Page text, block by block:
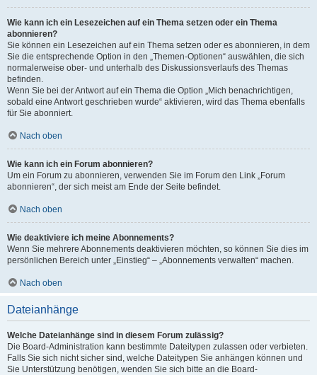
Wie kann ich ein Lesezeichen auf ein Thema setzen oder ein Thema
abonnieren?
Sie können ein Lesezeichen auf ein Thema setzen oder es abonnieren, in dem
Sie die entsprechende Option in den „Themen-Optionen“ auswählen, die sich
normalerweise ober- und unterhalb des Diskussionsverlaufs des Themas
befinden.
Wenn Sie bei der Antwort auf ein Thema die Option „Mich benachrichtigen,
sobald eine Antwort geschrieben wurde“ aktivieren, wird das Thema ebenfalls
für Sie abonniert.
Nach oben
Wie kann ich ein Forum abonnieren?
Um ein Forum zu abonnieren, verwenden Sie im Forum den Link „Forum
abonnieren“, der sich meist am Ende der Seite befindet.
Nach oben
Wie deaktiviere ich meine Abonnements?
Wenn Sie mehrere Abonnements deaktivieren möchten, so können Sie dies im
persönlichen Bereich unter „Einstieg“ – „Abonnements verwalten“ machen.
Nach oben
Dateianhänge
Welche Dateianhänge sind in diesem Forum zulässig?
Die Board-Administration kann bestimmte Dateitypen zulassen oder verbieten.
Falls Sie sich nicht sicher sind, welche Dateitypen Sie anhängen können und
Sie Unterstützung benötigen, wenden Sie sich bitte an die Board-